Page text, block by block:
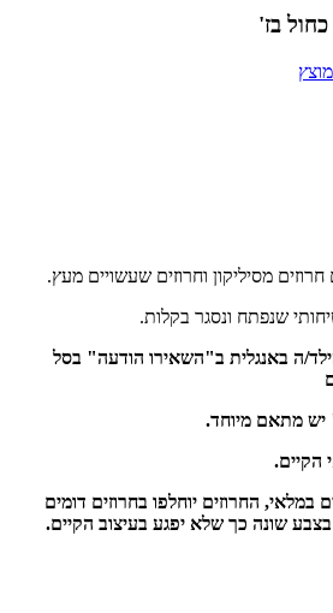
בז'
מסיליקון וחרוזים שעשויים מעץ.
שנפתח ונסגר בקלות.
ה באנגלית ב"השאירו הודעה" בסל
הקיים.
במלאי, החרוזים יוחלפו בחרוזים דומים
שונה כך שלא יפגע בעיצוב הקיים.